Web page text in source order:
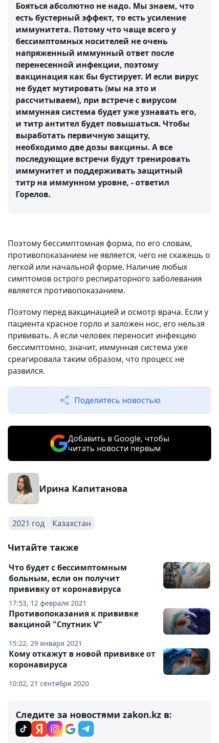
Бояться абсолютно не надо. Мы знаем, что
есть бустерный эффект, то есть усиление
иммунитета. Потому что чаще всего у
бессимптомных носителей не очень
напряженный иммунный ответ после
перенесенной инфекции, поэтому
вакцинация как бы бустирует. И если вирус
не будет мутировать (мы на это и
рассчитываем), при встрече с вирусом
иммунная система будет уже узнавать его,
и титр антител будет повышаться. Чтобы
выработать первичную защиту,
необходимо две дозы вакцины. А все
последующие встречи будут тренировать
иммунитет и поддерживать защитный
титр на иммунном уровне, - ответил
Горелов.
Поэтому бессимптомная форма, по его словам,
противопоказанием не является, чего не скажешь о
легкой или начальной форме. Наличие любых
симптомов острого респираторного заболевания
является противопоказанием.
Поэтому перед вакцинацией и осмотр врача. Если у
пациента красное горло и заложен нос, его нельзя
прививать. А если человек переносит инфекцию
бессимптомно, значит, иммунная система уже
среагировала таким образом, что процесс не
развился.
Поделитесь новостью
Добавить в Google, чтобы
читать новости первым
Ирина Капитанова
2021 год Казахстан
Читайте также
17:53, 12 февраля 2021
Что будет с бессимптомным
больным, если он получит
прививку от коронавируса
15:22, 29 января 2021
Противопоказания к прививке
вакциной "Спутник V"
10:02, 21 сентября 2020
Кому откажут в новой прививке от
коронавируса
Следите за новостями zakon.kz в: